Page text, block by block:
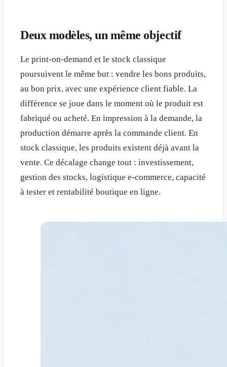
Deux modèles, un même objectif
Le print-on-demand et le stock classique
poursuivent le même but : vendre les bons produits,
au bon prix, avec une expérience client fiable. La
différence se joue dans le moment où le produit est
fabriqué ou acheté. En impression à la demande, la
production démarre après la commande client. En
stock classique, les produits existent déjà avant la
vente. Ce décalage change tout : investissement,
gestion des stocks, logistique e-commerce, capacité
à tester et rentabilité boutique en ligne.